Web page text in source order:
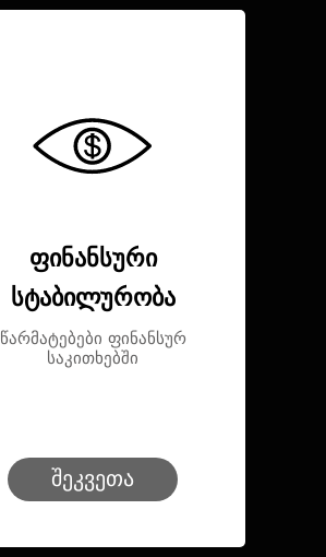
ფინანსური
სტაბილურობა
წარმატებები ფინანსურ
საკითხებში
შეკვეთა